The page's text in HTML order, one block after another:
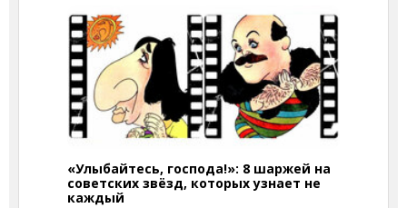
«Улыбайтесь, господа!»: 8 шаржей на
советских звёзд, которых узнает не
каждый